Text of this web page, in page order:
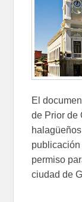
El
de Prior de
publicación
permiso
ciudad de